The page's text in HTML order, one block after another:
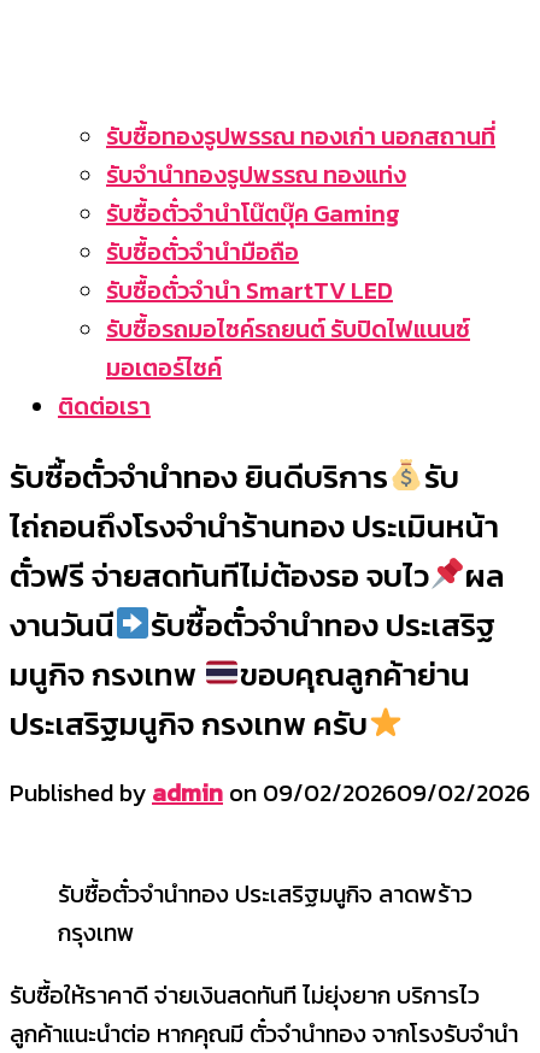
รับซื้อทองรูปพรรณ ทองเก่า นอกสถานที่
รับจำนำทองรูปพรรณ ทองแท่ง
รับซื้อตั๋วจำนำโน๊ตบุ๊ค Gaming
รับซื้อตั๋วจำนำมือถือ
รับซื้อตั๋วจำนำ SmartTV LED
รับซื้อรถมอไซค์รถยนต์ รับปิดไฟแนนซ์
มอเตอร์ไซค์
ติดต่อเรา
รับซื้อตั๋วจำนำทอง ยินดีบริการ
รับ
ไถ่ถอนถึงโรงจำนำร้านทอง ประเมินหน้า
ตั๋วฟรี จ่ายสดทันทีไม่ต้องรอ จบไว
ผล
งานวันนี
รับซื้อตั๋วจำนำทอง ประเสริฐ
มนูกิจ กรงเทพ
ขอบคุณลูกค้าย่าน
ประเสริฐมนูกิจ กรงเทพ ครับ
Published byadmin on 09/02/202609/02/2026
รับซื้อตั๋วจำนำทอง ประเสริฐมนูกิจ ลาดพร้าว
กรุงเทพ
รับซื้อให้ราคาดี จ่ายเงินสดทันที ไม่ยุ่งยาก บริการไว
ลูกค้าแนะนำต่อ หากคุณมี ตั๋วจำนำทอง จากโรงรับจำนำ